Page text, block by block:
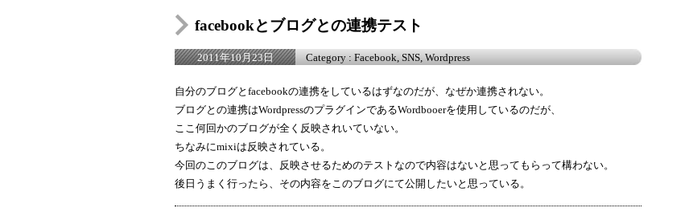
facebookとブログとの連携テスト
2011年10月23日 Category : Facebook, SNS, Wordpress
自分のブログとfacebookの連携をしているはずなのだが、なぜか連携されない。
ブログとの連携はWordpressのプラグインであるWordbooerを使用しているのだが、
ここ何回かのブログが全く反映されいていない。
ちなみにmixiは反映されている。
今回のこのブログは、反映させるためのテストなので内容はないと思ってもらって構わない。
後日うまく行ったら、その内容をこのブログにて公開したいと思っている。